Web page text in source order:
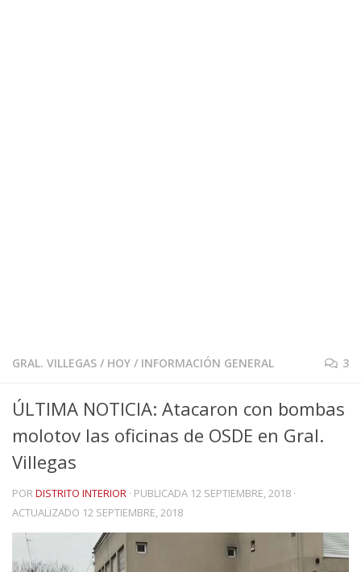
GRAL. VILLEGAS / HOY / INFORMACIÓN GENERAL 3
ÚLTIMA NOTICIA: Atacaron con bombas
molotov las oficinas de OSDE en Gral.
Villegas
PORDISTRITO INTERIOR · PUBLICADA 12 SEPTIEMBRE, 2018 ·
ACTUALIZADO 12 SEPTIEMBRE, 2018